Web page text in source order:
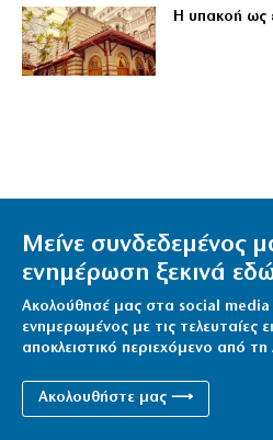
Η υπακοή ως
Μείνε συνδεδεμένος
ενημέρωση ξεκινά
Ακολούθησέ μας στα social media
ενημερωμένος με τις τελευταίες
αποκλειστικό περιεχόμενο από
Ακολουθήστε μας ⟶